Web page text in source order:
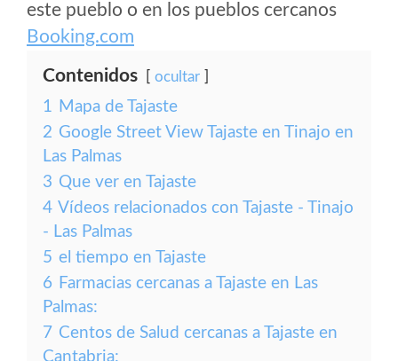
este pueblo o en los pueblos cercanos
Booking.com
Contenidos ocultar
1 Mapa de Tajaste
2 Google Street View Tajaste en Tinajo en
Las Palmas
3 Que ver en Tajaste
4 Vídeos relacionados con Tajaste - Tinajo
- Las Palmas
5 el tiempo en Tajaste
6 Farmacias cercanas a Tajaste en Las
Palmas:
7 Centos de Salud cercanas a Tajaste en
Cantabria: